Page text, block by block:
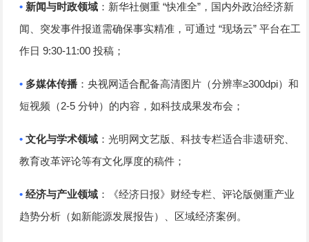
• 新闻与时政领域：新华社侧重 “快准全”，国内外政治经济新
闻、突发事件报道需确保事实精准，可通过 “现场云” 平台在工
作日 9:30-11:00 投稿；
• 多媒体传播：央视网适合配备高清图片（分辨率≥300dpi）和
短视频（2-5 分钟）的内容，如科技成果发布会；
• 文化与学术领域：光明网文艺版、科技专栏适合非遗研究、
教育改革评论等有文化厚度的稿件；
• 经济与产业领域：《经济日报》财经专栏、评论版侧重产业
趋势分析（如新能源发展报告）、区域经济案例。